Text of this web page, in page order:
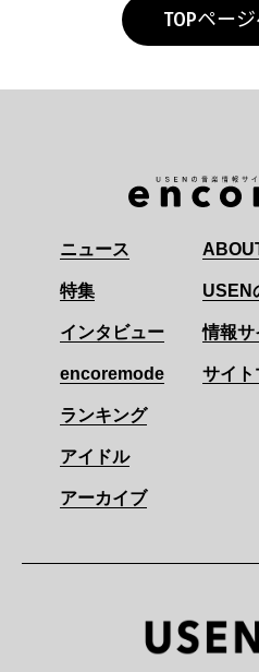
TOPペー
ニュース
特集
インタビュー
encoremode
ランキング
アイドル
アーカイブ
USEN
情報サ
サイト